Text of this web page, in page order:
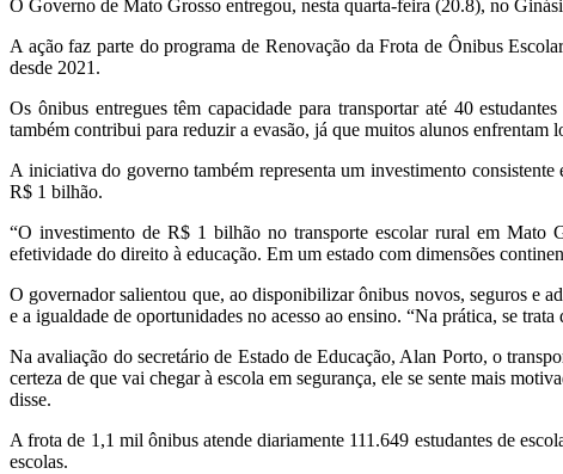
O Governo de Mato Grosso entregou, nesta quarta-feira (20.8), no
A ação faz parte do programa de Renovação da Frota de Ônibus
desde 2021.
Os ônibus entregues têm capacidade para transportar até 40
também contribui para reduzir a evasão, já que muitos alunos enfrentam
A iniciativa do governo também representa um investimento
R$ 1 bilhão.
“O investimento de R$ 1 bilhão no transporte escolar rural em Mato
efetividade do direito à educação. Em um estado com dimensões
O governador salientou que, ao disponibilizar ônibus novos, seguros e
e a igualdade de oportunidades no acesso ao ensino. “Na prática, se
Na avaliação do secretário de Estado de Educação, Alan Porto, o
certeza de que vai chegar à escola em segurança, ele se sente mais
disse.
A frota de 1,1 mil ônibus atende diariamente 111.649 estudantes de
escolas.